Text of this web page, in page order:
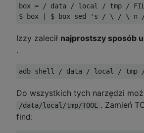
box = / data / local / tmp / FILE
Izzy zalecił najprostszy sposób
.
Do wszystkich tych narzędzi
/data/local/tmp/TOOL
. Zamień
find: